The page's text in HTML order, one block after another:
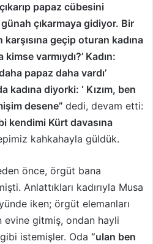
papaz cübesini
çıkarmaya gidiyor. Bir
geçip oturan kadına
varmıydı?’ Kadın:
papaz daha vardı’
kadına diyorki: ‘ Kızım, ben
desene” dedi, devam etti:
kendimi Kürt davasına
kahkahayla güldük.
önce, örgüt bana
Anlattıkları kadırıyla Musa
iken; örgüt elemanları
gitmiş, ondan hayli
istemişler. Oda “ulan ben